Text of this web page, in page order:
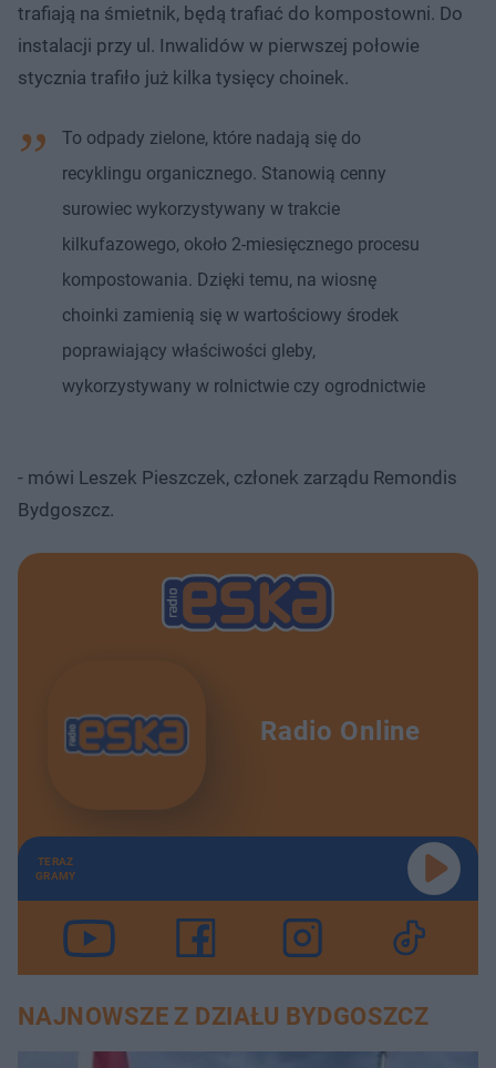
trafiają na śmietnik, będą trafiać do kompostowni. Do
instalacji przy ul. Inwalidów w pierwszej połowie
stycznia trafiło już kilka tysięcy choinek.
To odpady zielone, które nadają się do
recyklingu organicznego. Stanowią cenny
surowiec wykorzystywany w trakcie
kilkufazowego, około 2-miesięcznego procesu
kompostowania. Dzięki temu, na wiosnę
choinki zamienią się w wartościowy środek
poprawiający właściwości gleby,
wykorzystywany w rolnictwie czy ogrodnictwie
- mówi Leszek Pieszczek, członek zarządu Remondis
Bydgoszcz.
Radio Online
TERAZ
GRAMY
NAJNOWSZE Z DZIAŁU BYDGOSZCZ